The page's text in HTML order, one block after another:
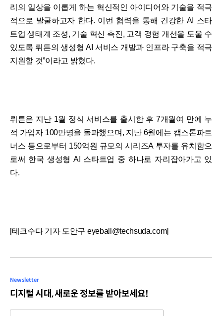
리의 일상을 이롭게 하는 혁신적인 아이디어와 기술을 적극
적으로 발굴하고자 한다. 이번 협력을 통해 건강한 AI 스타
트업 생태계 조성, 기술 혁신 촉진, 고객 경험 개선을 도울 수
있도록 뤼튼의 생성형 AI 서비스 개발과 인프라 구축을 적극
지원할 것”이라고 밝혔다.
뤼튼은 지난 1월 정식 서비스를 출시한 후 7개월여 만에 누
적 가입자 100만명을 돌파했으며, 지난 6월에는 캡스톤파트
너스 등으로부터 150억원 규모의 시리즈A 투자를 유치함으
로써 한국 생성형 AI 스타트업 중 하나로 자리잡아가고 있
다.
[테크수다 기자 도안구 eyeball@techsuda.com]
Newsletter
디지털 시대, 새로운 정보를 받아보세요!